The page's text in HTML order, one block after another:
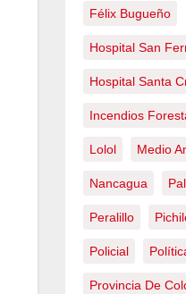
Félix Bugueño
Hospital San
Hospital Santa
Incendios
Lolol Medio
Nancagua
Peralillo
Policial
Provincia De